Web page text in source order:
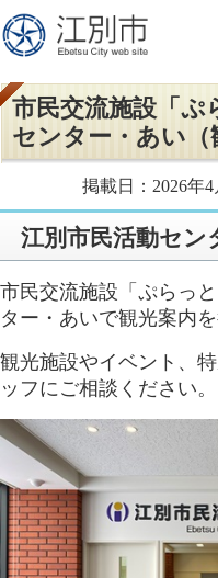
市民交流施設「
センター・あい（
掲載日：2026年4
江別市民活動セン
市民交流施設「ぷらっ
ター・あいで観光案内
観光施設やイベント、
ッフにご相談ください。